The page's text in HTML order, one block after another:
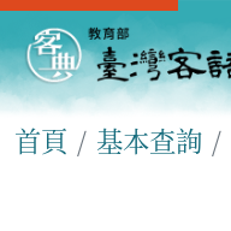
首頁 基本查詢